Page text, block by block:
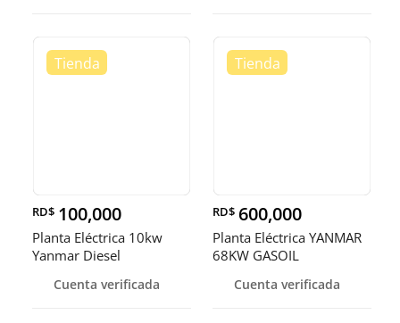
RD$ 100,000
Planta Eléctrica 10kw
Yanmar Diesel
Cuenta verificada
RD$ 600,000
Planta Eléctrica YANMAR
68KW GASOIL
Cuenta verificada